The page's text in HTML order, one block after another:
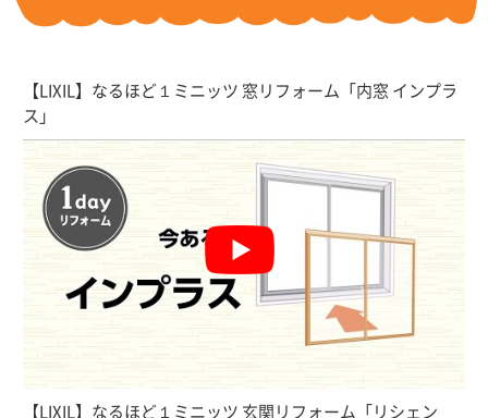
【LIXIL】なるほど１ミニッツ 窓リフォーム「内窓 インプラ
ス」
【LIXIL】なるほど１ミニッツ 玄関リフォーム「リシェン